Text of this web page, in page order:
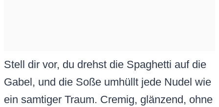
Stell dir vor, du drehst die Spaghetti auf die
Gabel, und die Soße umhüllt jede Nudel wie
ein samtiger Traum. Cremig, glänzend, ohne